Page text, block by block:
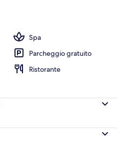
a
u
z
Spa
Parcheggio gratuito
Ristorante